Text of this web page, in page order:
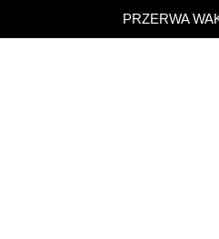
PRZERWA
zawartości